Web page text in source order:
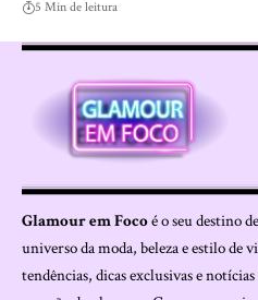
5 Min de leitura
Glamour em Focoé o seu destino
universo da moda, beleza e estilo de
tendências, dicas exclusivas e